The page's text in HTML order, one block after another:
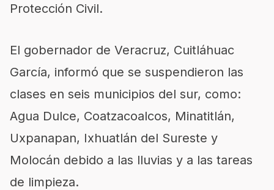
Protección Civil.
El gobernador de Veracruz, Cuitláhuac
García, informó que se suspendieron las
clases en seis municipios del sur, como:
Agua Dulce, Coatzacoalcos, Minatitlán,
Uxpanapan, Ixhuatlán del Sureste y
Molocán debido a las lluvias y a las tareas
de limpieza.